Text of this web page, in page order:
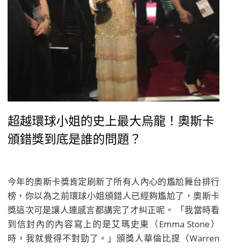
超越環球小姐的史上最大烏龍！奧斯卡
頒錯獎到底是誰的問題？
今年的奧斯卡獎肯定刷新了所有人內心的尷尬舞台排行
榜，你以為之前環球小姐頒錯人已經夠尷尬了，奧斯卡
獎這次可是讓人連感言都講完了才糾正呢。 「我當時看
到信封內的內容寫上的是艾瑪史東（Emma Stone）
時，我就覺得不對勁了。」頒獎人華倫比提（Warren